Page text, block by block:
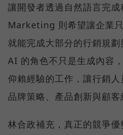
讓開發者透過自然語言完
Marketing 則希望讓企業
就能完成大部分的行銷規劃
AI 的角色不只是生成內容
仰賴經驗的工作，讓行銷
品牌策略、產品創新與顧客
林合政補充，真正的競爭